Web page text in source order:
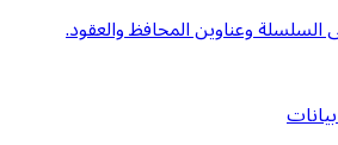
السلسلة وعناوين المحافظ والعقود.